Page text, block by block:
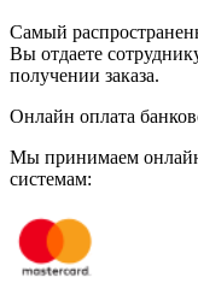
Самый
Вы отдаете
получении заказа.
Онлайн оплата
Мы принимаем
системам: